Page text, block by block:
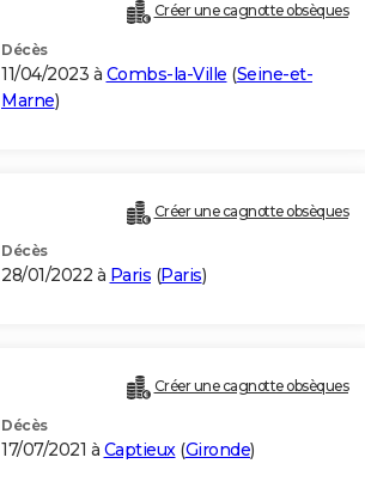
Créer une cagnotte obsèques
Décès
11/04/2023 à Combs-la-Ville (Seine-et-
Marne)
Créer une cagnotte obsèques
Décès
28/01/2022 à Paris (Paris)
Créer une cagnotte obsèques
Décès
17/07/2021 à Captieux(Gironde)